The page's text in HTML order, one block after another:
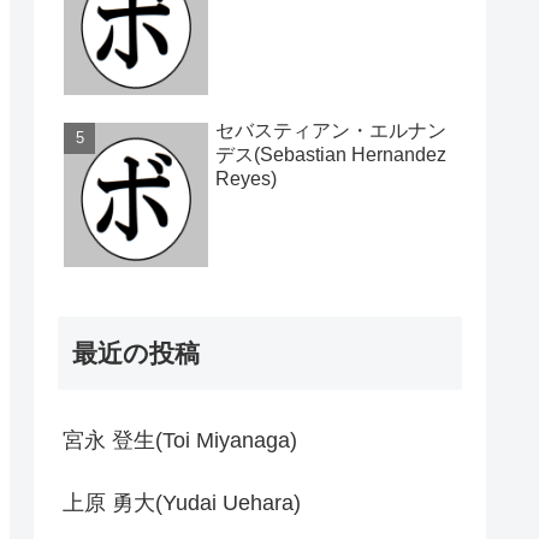
セバスティアン・エルナン
デス(Sebastian Hernandez
Reyes)
最近の投稿
宮永 登生(Toi Miyanaga)
上原 勇大(Yudai Uehara)